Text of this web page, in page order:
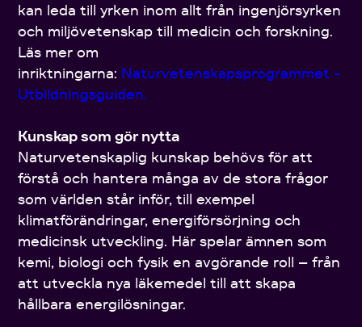
kan leda till yrken inom allt från ingenjörsyrken
och miljövetenskap till medicin och forskning.
Läs mer om
inriktningarna: Naturvetenskapsprogrammet -
Utbildningsguiden.
Kunskap som gör nytta
Naturvetenskaplig kunskap behövs för att
förstå och hantera många av de stora frågor
som världen står inför, till exempel
klimatförändringar, energiförsörjning och
medicinsk utveckling. Här spelar ämnen som
kemi, biologi och fysik en avgörande roll – från
att utveckla nya läkemedel till att skapa
hållbara energilösningar.